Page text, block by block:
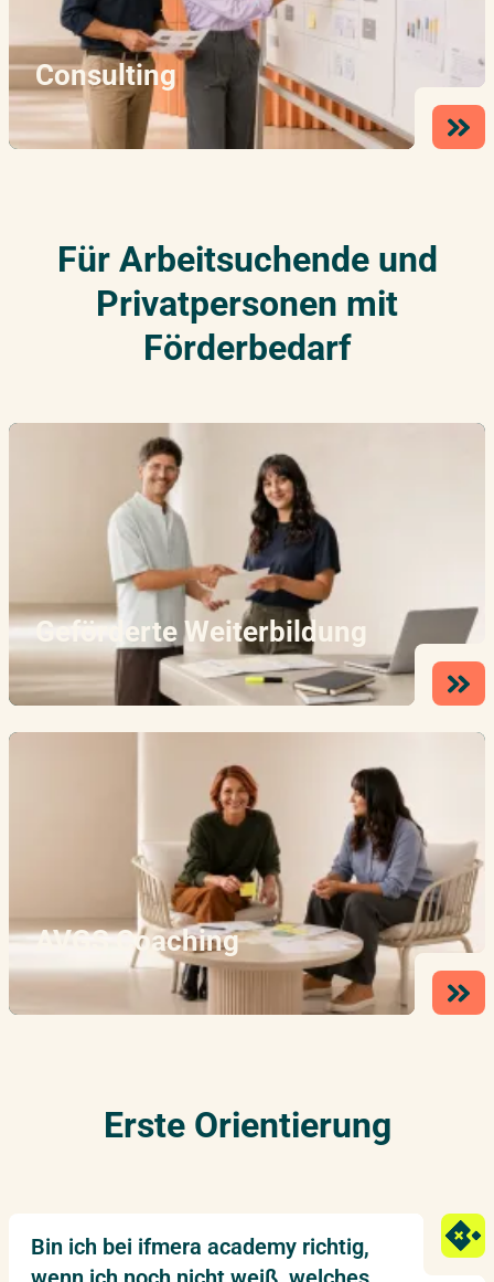
Consulting
Für Arbeitsuchende und
Privatpersonen mit
Förderbedarf
Geförderte Weiterbildung
AVGS Coaching
Erste Orientierung
Bin ich bei ifmera academy richtig,